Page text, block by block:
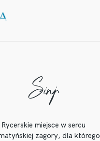
Sinj
Rycerskie miejsce w sercu
zagory, dla którego